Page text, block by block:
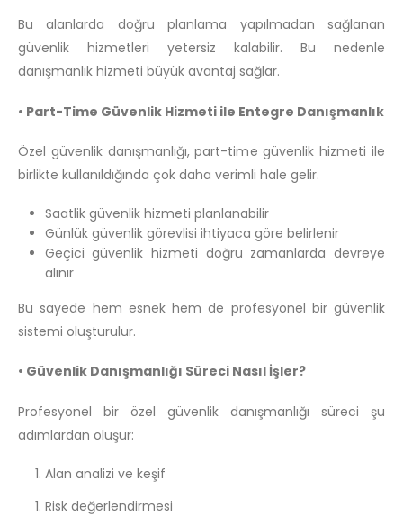
Bu alanlarda doğru planlama yapılmadan sağlanan
güvenlik hizmetleri yetersiz kalabilir. Bu nedenle
danışmanlık hizmeti büyük avantaj sağlar.
• Part-Time Güvenlik Hizmeti ile Entegre Danışmanlık
Özel güvenlik danışmanlığı, part-time güvenlik hizmeti ile
birlikte kullanıldığında çok daha verimli hale gelir.
Saatlik güvenlik hizmeti planlanabilir
Günlük güvenlik görevlisi ihtiyaca göre belirlenir
Geçici güvenlik hizmeti doğru zamanlarda devreye
alınır
Bu sayede hem esnek hem de profesyonel bir güvenlik
sistemi oluşturulur.
• Güvenlik Danışmanlığı Süreci Nasıl İşler?
Profesyonel bir özel güvenlik danışmanlığı süreci şu
adımlardan oluşur:
Alan analizi ve keşif
Risk değerlendirmesi